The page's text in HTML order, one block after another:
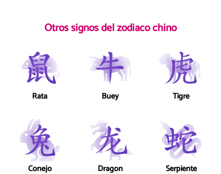
Otros signos del zodiaco chino
Rata Buey Tigre
Conejo Dragon Serpiente